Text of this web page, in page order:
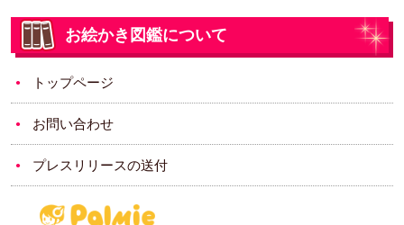
お絵かき図鑑について
トップページ
お問い合わせ
プレスリリースの送付